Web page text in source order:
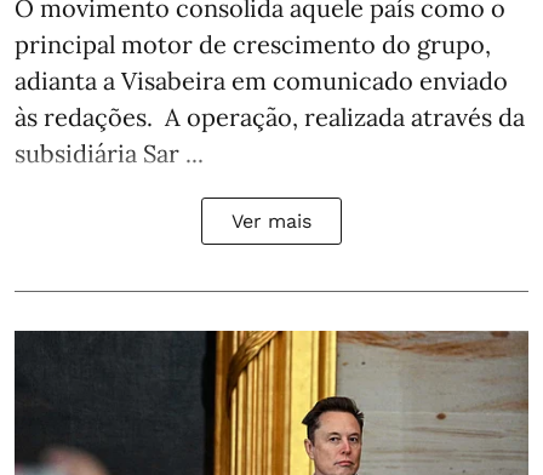
O movimento consolida aquele país como o
principal motor de crescimento do grupo,
adianta a Visabeira em comunicado enviado
às redações. A operação, realizada através da
subsidiária Sar ...
Ver mais